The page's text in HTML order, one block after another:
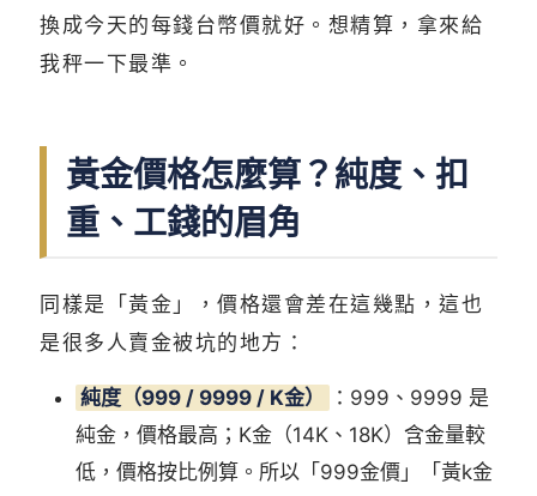
換成今天的每錢台幣價就好。想精算，拿來給
我秤一下最準。
黃金價格怎麼算？純度、扣
重、工錢的眉角
同樣是「黃金」，價格還會差在這幾點，這也
是很多人賣金被坑的地方：
純度（999 / 9999 / K金）
：999、9999 是
純金，價格最高；K金（14K、18K）含金量較
低，價格按比例算。所以「999金價」「黃k金